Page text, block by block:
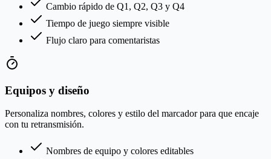
Cambio rápido de Q1, Q2, Q3 y Q4
Tiempo de juego siempre visible
Flujo claro para comentaristas
Equipos y diseño
Personaliza nombres, colores y estilo del marcador para que encaje
con tu retransmisión.
Nombres de equipo y colores editables